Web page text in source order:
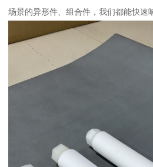
场景的异形件、组合件，我们都能快速